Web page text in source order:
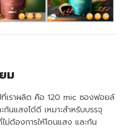
ม
ที่เราผลิต คือ 120 mic ซองฟอยล์
กันแสงได้ดี เหมาะสำหรับบรรจุ
ม่ต้องการให้โดนแสง และกัน